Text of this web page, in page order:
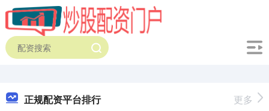
正规配资平台排行 更多